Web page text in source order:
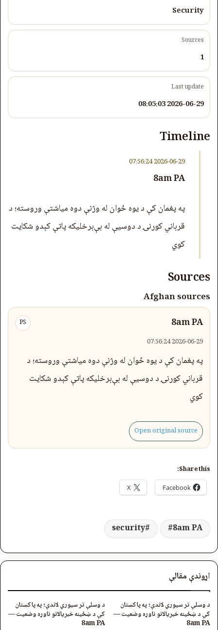
Security
Sources
1
Last update
2026-06-29 08:05:03
Timeline
2026-06-29 07:56:24
8am PA
په پغمان کې د یوه ځوان له وژنې دوه میاشتې وروسته؛ د
قرباني کورنۍ د دوسیې له بې‌برخلیکه پاتې کېدو شکایت
کوي
Sources
Afghan sources
8am PA
PS
2026-06-29 07:56:24
په پغمان کې د یوه ځوان له وژنې دوه میاشتې وروسته؛ د
قرباني کورنۍ د دوسیې له بې‌برخلیکه پاتې کېدو شکایت
کوي
Open original source
Share this:
Facebook
X
8am PA
security
اړوندې مقالې
د وسلې تر سیوري لاندې؛ په پاکستان
کې د ښځینه خبریالانو ناوړه وضعیت —
8am PA
د وسلې تر سیوري لاندې؛ په پاکستان
کې د ښځینه خبریالانو ناوړه وضعیت —
8am PA